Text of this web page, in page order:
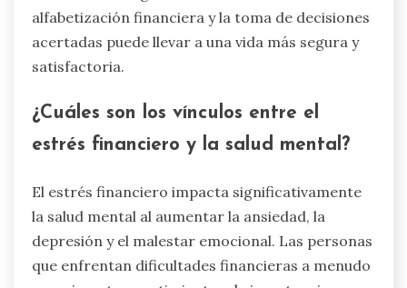
un ciclo de retroalimentación positiva,
mejorando el bienestar y fomentando decisiones
prudentes adicionales.
En conclusión, entender el impacto mental de las
elecciones financieras es esencial para mejorar
la salud mental general. Priorizar la
acertadas puede llevar a una vida más segura y
¿Cuáles son los vínculos entre el